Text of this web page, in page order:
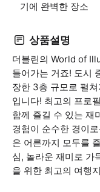
기에 완벽한 장소
상품설명
더블린의 World of
들어가는 거죠! 도시
장한 3층 규모로 펼
입니다! 최고의 프로
함께 즐길 수 있는 재
경험이 순수한 경이
은 어른까지 모두를
심, 놀라운 재미로 가
을 위한 최고의 여행